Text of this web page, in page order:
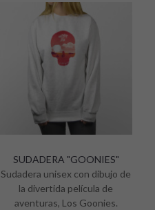
SUDADERA "GOONIES"
Sudadera unisex con dibujo de
la divertida película de
aventuras, Los Goonies.